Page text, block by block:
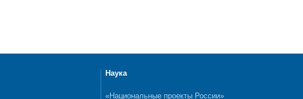
Наука
«Национальные проекты России»